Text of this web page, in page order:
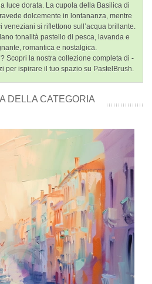
luce dorata. La cupola della Basilica di
dolcemente in lontananza, mentre
veneziani si riflettono sull’acqua brillante.
tonalità pastello di pesca, lavanda e
romantica e nostalgica.
? Scopri la nostra collezione completa di -
per ispirare il tuo spazio su PastelBrush.
DELLA CATEGORIA